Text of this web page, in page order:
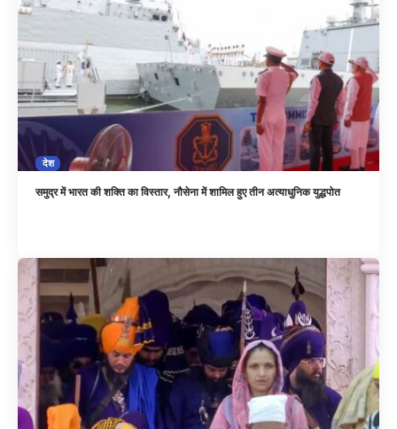
देश
समुद्र में भारत की शक्ति का विस्तार, नौसेना में शामिल हुए तीन अत्याधुनिक युद्धपोत